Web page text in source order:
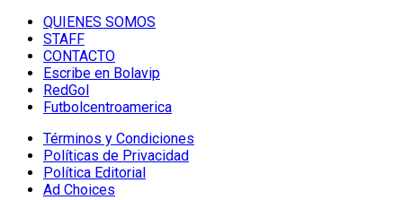
QUIENES SOMOS
STAFF
CONTACTO
Escribe en Bolavip
RedGol
Futbolcentroamerica
Términos y Condiciones
Políticas de Privacidad
Política Editorial
Ad Choices